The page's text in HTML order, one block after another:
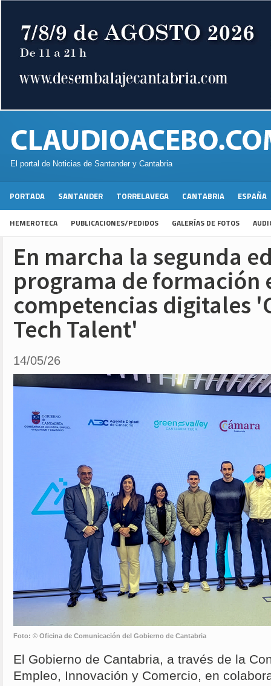
El portal de Noticias de Santander y Cantabria
PORTADA SANTANDER TORRELAVEGA CANTABRIA ESPAÑA
HEMEROTECA PUBLICACIONES/PEDIDOS GALERÍAS DE FOTOS
En marcha la segunda
programa de formación
competencias digitales
Tech Talent'
14/05/26
Foto: © Oficina de Comunicación del Gobierno de Cantabria
El Gobierno de Cantabria, a través de la
Empleo, Innovación y Comercio, en